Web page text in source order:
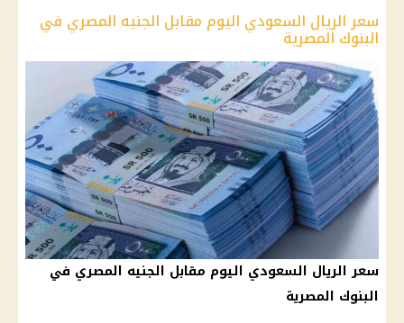
سعر الريال السعودي اليوم مقابل الجنيه المصري في
البنوك المصرية
سعر الريال السعودي اليوم مقابل الجنيه المصري في
البنوك المصرية